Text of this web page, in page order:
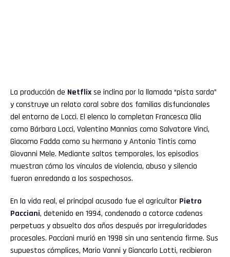
La producción de Netflixse inclina por la llamada “pista sarda”
y construye un relato coral sobre dos familias disfuncionales
del entorno de Locci. El elenco lo completan Francesca Olia
como Bárbara Locci, Valentino Mannias como Salvatore Vinci,
Giacomo Fadda como su hermano y Antonio Tintis como
Giovanni Mele. Mediante saltos temporales, los episodios
muestran cómo los vínculos de violencia, abuso y silencio
fueron enredando a los sospechosos.
En la vida real, el principal acusado fue el agricultor Pietro
Pacciani, detenido en 1994, condenado a catorce cadenas
perpetuas y absuelto dos años después por irregularidades
procesales. Pacciani murió en 1998 sin una sentencia firme. Sus
supuestos cómplices, Mario Vanni y Giancarlo Lotti, recibieron